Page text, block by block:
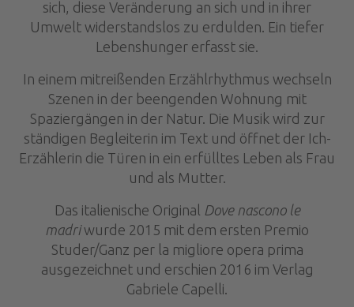
sich, diese Veränderung an sich und in ihrer
Umwelt widerstandslos zu erdulden. Ein tiefer
Lebenshunger erfasst sie.
In einem mitreißenden Erzählrhythmus wechseln
Szenen in der beengenden Wohnung mit
Spaziergängen in der Natur. Die Musik wird zur
ständigen Begleiterin im Text und öffnet der Ich-
Erzählerin die Türen in ein erfülltes Leben als Frau
und als Mutter.
Das italienische Original Dove nascono le
madriwurde 2015 mit dem ersten Premio
Studer/Ganz per la migliore opera prima
ausgezeichnet und erschien 2016 im Verlag
Gabriele Capelli.